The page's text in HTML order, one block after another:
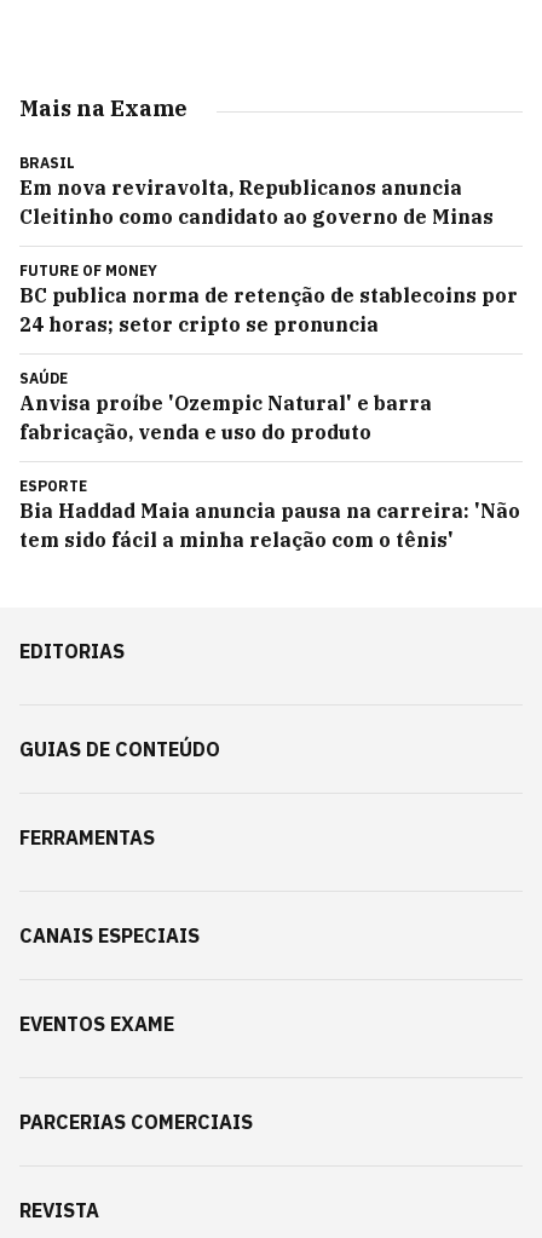
Mais na Exame
BRASIL
Em nova reviravolta, Republicanos anuncia
Cleitinho como candidato ao governo de Minas
FUTURE OF MONEY
BC publica norma de retenção de stablecoins por
24 horas; setor cripto se pronuncia
SAÚDE
Anvisa proíbe 'Ozempic Natural' e barra
fabricação, venda e uso do produto
ESPORTE
Bia Haddad Maia anuncia pausa na carreira: 'Não
tem sido fácil a minha relação com o tênis'
EDITORIAS
GUIAS DE CONTEÚDO
FERRAMENTAS
CANAIS ESPECIAIS
EVENTOS EXAME
PARCERIAS COMERCIAIS
REVISTA